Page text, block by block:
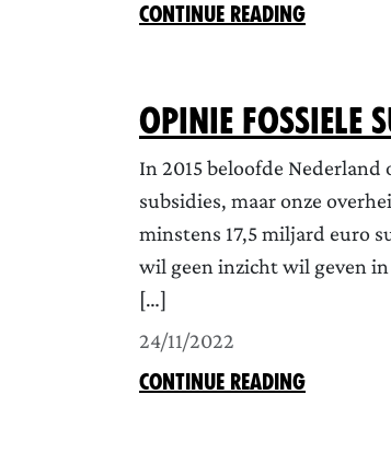
CONTINUE READING
Opinie fossiele
In 2015 beloofde
subsidies, maar onze
minstens 17,5 miljard euro
wil geen inzicht wil geven in
[…]
24/11/2022
CONTINUE READING